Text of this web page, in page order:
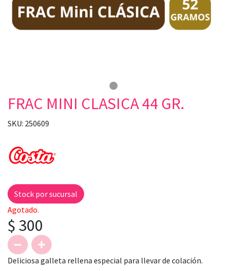
FRAC MINI CLASICA 44 GR.
SKU: 250609
Stock por sucursal
Agotado.
$ 300
Deliciosa galleta rellena especial para llevar de colación.